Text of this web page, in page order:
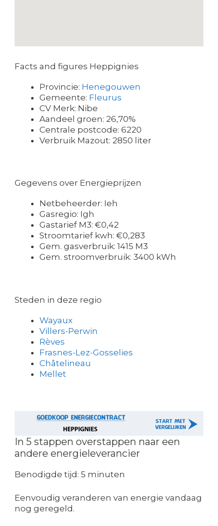
Facts and figures Heppignies
Provincie: Henegouwen
Gemeente: Fleurus
CV Merk: Nibe
Aandeel groen: 26,70%
Centrale postcode: 6220
Verbruik Mazout: 2850 liter
Gegevens over Energieprijzen
Netbeheerder: Ieh
Gasregio: Igh
Gastarief M3: €0,42
Stroomtarief kwh: €0,283
Gem. gasverbruik: 1415 M3
Gem. stroomverbruik: 3400 kWh
Steden in deze regio
Wayaux
Villers-Perwin
Rèves
Frasnes-Lez-Gosselies
Châtelineau
Mellet
In 5 stappen overstappen naar een
andere energieleverancier
Benodigde tijd: 5 minuten
Eenvoudig veranderen van energie vandaag
nog geregeld.